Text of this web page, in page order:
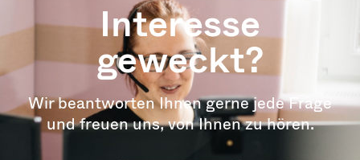
Interesse
geweckt?
Wir beantworten Ihnen gerne jede Frage
und freuen uns, von Ihnen zu hören.